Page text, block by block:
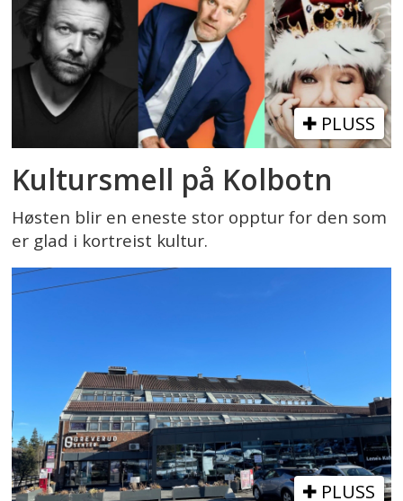
PLUSS
Kultursmell på Kolbotn
Høsten blir en eneste stor opptur for den som
er glad i kortreist kultur.
PLUSS